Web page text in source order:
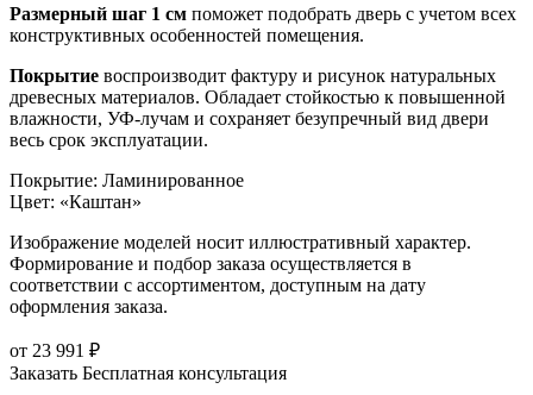
Размерный шаг 1 см поможет подобрать дверь с учетом всех
конструктивных особенностей помещения.
Покрытие воспроизводит фактуру и рисунок натуральных
древесных материалов. Обладает стойкостью к повышенной
влажности, УФ-лучам и сохраняет безупречный вид двери
весь срок эксплуатации.
Покрытие: Ламинированное
Цвет: «Каштан»
Изображение моделей носит иллюстративный характер.
Формирование и подбор заказа осуществляется в
соответствии с ассортиментом, доступным на дату
оформления заказа.
от 23 991 ₽
Заказать Бесплатная консультация